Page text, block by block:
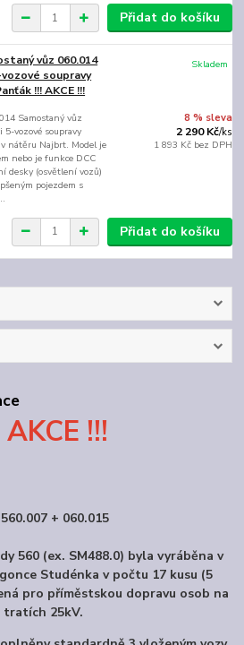
Přidat do košíku
vůz 060.014
soupravy
!!! AKCE !!!
Samostaný vůz
vozové soupravy
nátěru Najbrt. Model je
nebo je funkce DCC
desky (osvětlení vozů)
pojezdem s
8 % sleva
2 290 Kč/ks
1 893 Kč bez DPH
Skladem
Přidat do košíku
AKCE !!!
+ 060.015
560 (ex. SM488.0) byla vyráběna v
Studénka v počtu 17 kusu (5
pro příměstskou dopravu osob na
tratích 25kV.